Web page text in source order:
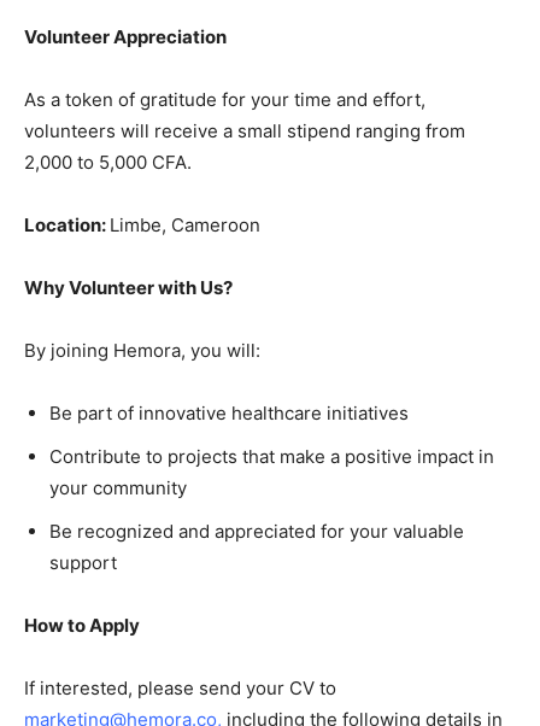
Volunteer Appreciation
As a token of gratitude for your time and effort,
volunteers will receive a small stipend ranging from
2,000 to 5,000 CFA.
Location: Limbe, Cameroon
Why Volunteer with Us?
By joining Hemora, you will:
Be part of innovative healthcare initiatives
Contribute to projects that make a positive impact in
your community
Be recognized and appreciated for your valuable
support
How to Apply
If interested, please send your CV to
marketing@hemora.co, including the following details in